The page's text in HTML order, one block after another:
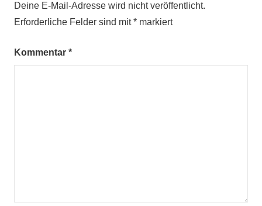
Deine E-Mail-Adresse wird nicht veröffentlicht.
Erforderliche Felder sind mit* markiert
Kommentar *